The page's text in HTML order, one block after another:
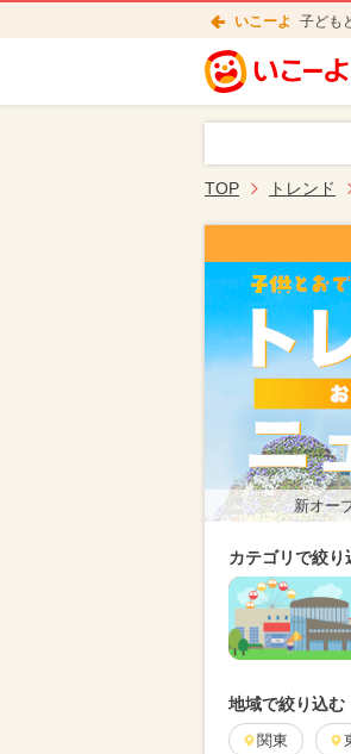
いこーよ 子ども
TOP トレンド
新オー
カテゴリで絞り
地域で絞り込む
関東